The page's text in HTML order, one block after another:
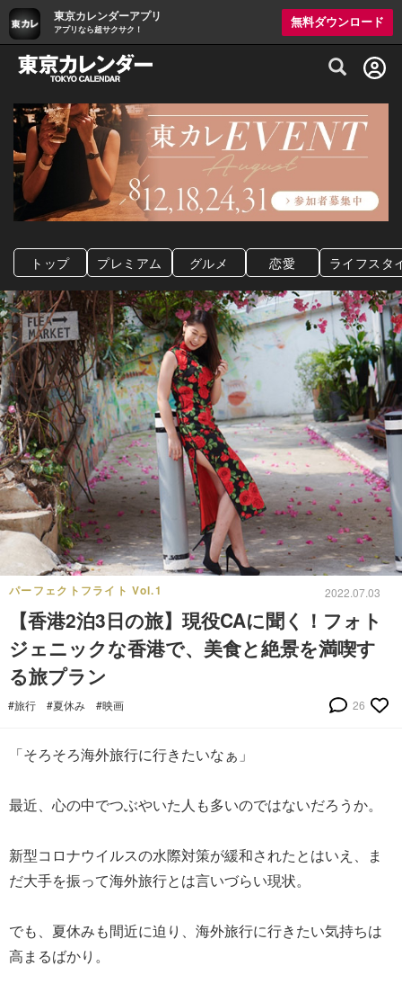
東京カレンダーアプリ
アプリなら超サクサク！
無料ダウンロード
グルメ情報・プレミアムレストラン予約
トップ プレミアム グルメ 恋愛 ライフスタ
パーフェクトフライト Vol.1 2022.07.03
【香港2泊3日の旅】現役CAに聞く！フォト
ジェニックな香港で、美食と絶景を満喫す
る旅プラン
#旅行 #夏休み #映画 26
「そろそろ海外旅行に行きたいなぁ」
最近、心の中でつぶやいた人も多いのではないだろうか。
新型コロナウイルスの水際対策が緩和されたとはいえ、ま
だ大手を振って海外旅行とは言いづらい現状。
でも、夏休みも間近に迫り、海外旅行に行きたい気持ちは
高まるばかり。